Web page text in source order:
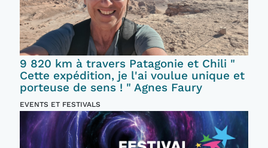
9 820 km à travers Patagonie et Chili "
Cette expédition, je l'ai voulue unique et
porteuse de sens ! " Agnes Faury
EVENTS ET FESTIVALS